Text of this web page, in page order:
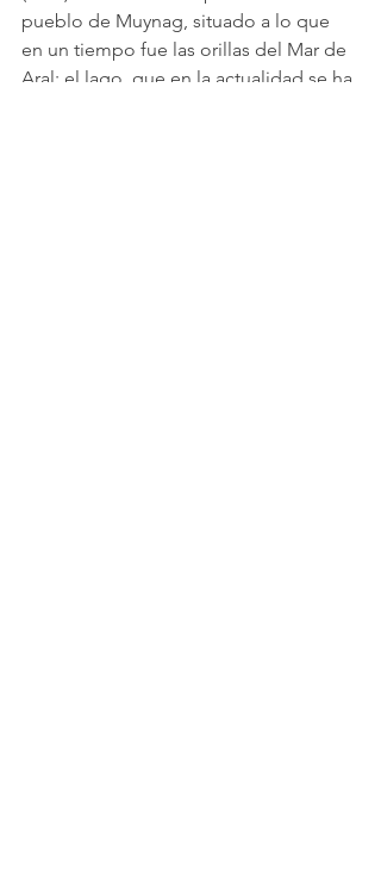
pueblo de Muynag, situado a lo que
en un tiempo fue las orillas del Mar de
Aral; el lago, que en la actualidad se ha